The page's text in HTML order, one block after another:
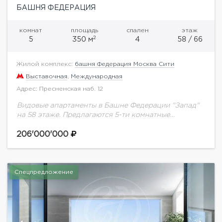
БАШНЯ ФЕДЕРАЦИЯ
комнат
5
площадь
350 м2
спален
4
этаж
58 / 66
Жилой комплекс: башня Федерация Москва Сити
Выставочная Международная
Адрес: Пресненская наб. 12
Видовые апартаменты в Башне Федерации "Запад"
на 58 этаже. Предлагаются 5-ти комнатные
использовались натуральные и дорогостоящие
206'000'000
Спецпредложение